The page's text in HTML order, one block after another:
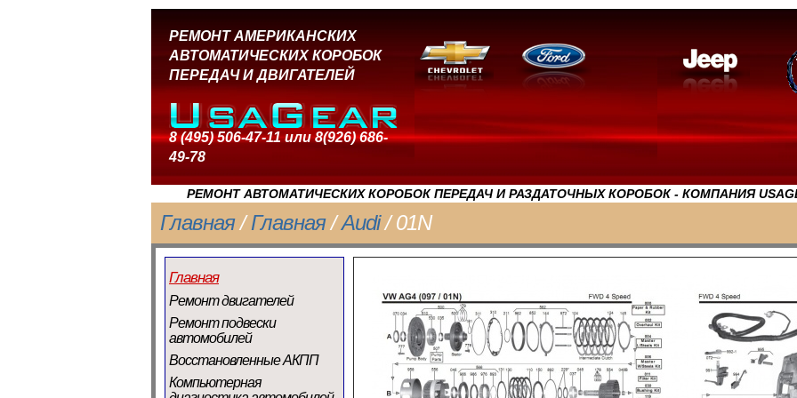
РЕМОНТ АМЕРИКАНСКИХ
АВТОМАТИЧЕСКИХ КОРОБОК
ПЕРЕДАЧ И ДВИГАТЕЛЕЙ
8 (495) 506-47-11 или 8(926) 686-
49-78
РЕМОНТ АВТОМАТИЧЕСКИХ КОРОБОК ПЕРЕДАЧ И РАЗДАТОЧНЫХ КОРОБОК - КОМПАНИЯ
Главная/Главная/Audi/ 01N
Главная
Ремонт двигателей
Ремонт подвески
автомобилей
Восстановленные АКПП
Компьютерная